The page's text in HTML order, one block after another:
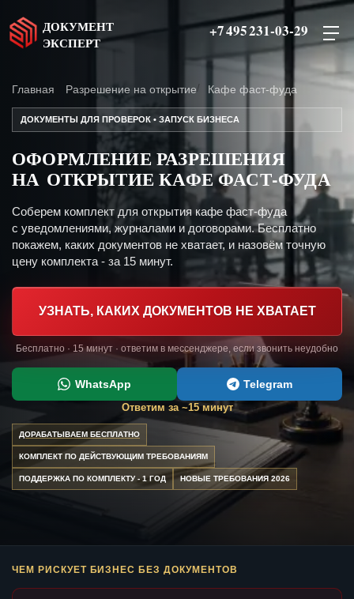
ДОКУМЕНТ
ЭКСПЕРТ
+7 495 231-03-29
Главная Разрешение на открытие Кафе фаст-фуда
ДОКУМЕНТЫ ДЛЯ ПРОВЕРОК • ЗАПУСК БИЗНЕСА
ОФОРМЛЕНИЕ РАЗРЕШЕНИЯ
НА ОТКРЫТИЕ КАФЕ ФАСТ-ФУДА
Соберем комплект для открытия кафе фаст-фуда
с уведомлениями, журналами и договорами. Бесплатно
покажем, каких документов не хватает, и назовём точную
цену комплекта - за 15 минут.
УЗНАТЬ, КАКИХ ДОКУМЕНТОВ НЕ ХВАТАЕТ
Бесплатно · 15 минут · ответим в мессенджере, если звонить неудобно
WhatsApp Telegram
Ответим за ~15 минут
ДОРАБАТЫВАЕМ БЕСПЛАТНО
КОМПЛЕКТ ПО ДЕЙСТВУЮЩИМ ТРЕБОВАНИЯМ
ПОДДЕРЖКА ПО КОМПЛЕКТУ - 1 ГОД НОВЫЕ ТРЕБОВАНИЯ 2026
ЧЕМ РИСКУЕТ БИЗНЕС БЕЗ ДОКУМЕНТОВ